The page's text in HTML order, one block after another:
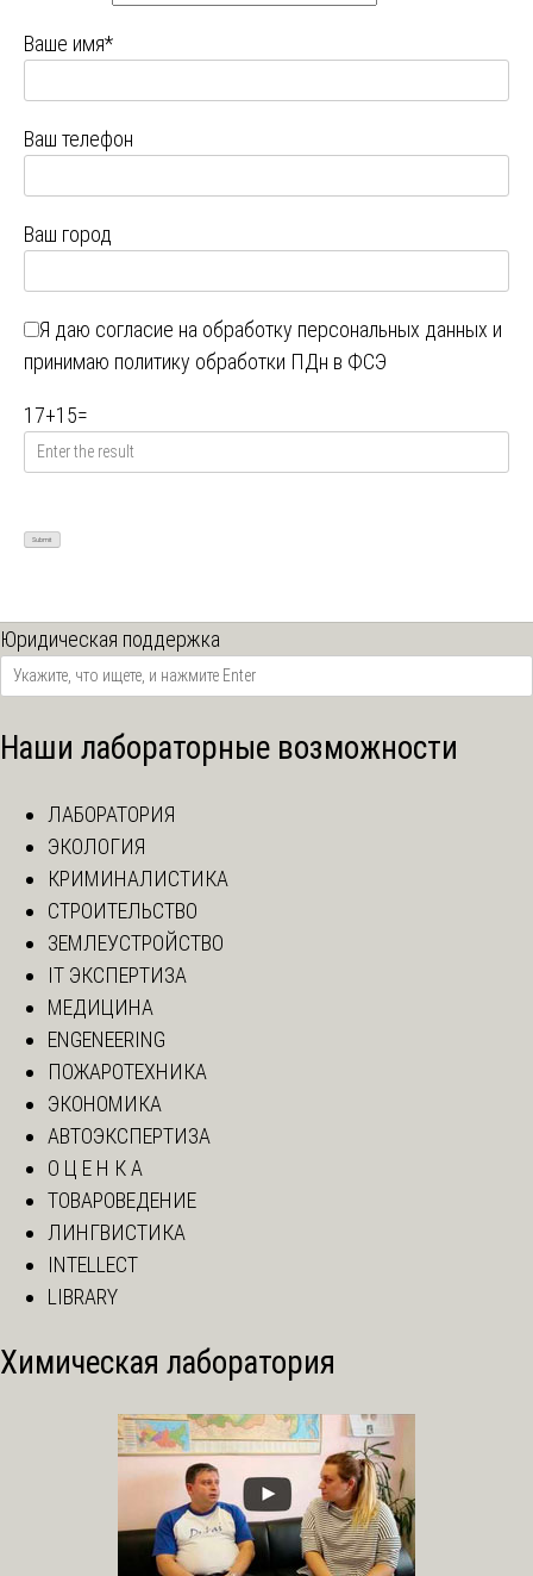
Ваше имя*
Ваш телефон
Ваш город
Я даю согласие на обработку персональных данных и
принимаю политику обработки ПДн в ФСЭ
17+15=
Юридическая поддержка
Наши лабораторные возможности
ЛАБОРАТОРИЯ
ЭКОЛОГИЯ
КРИМИНАЛИСТИКА
СТРОИТЕЛЬСТВО
ЗЕМЛЕУСТРОЙСТВО
IT ЭКСПЕРТИЗА
МЕДИЦИНА
ENGENEERING
ПОЖАРОТЕХНИКА
ЭКОНОМИКА
АВТОЭКСПЕРТИЗА
О Ц Е Н К А
ТОВАРОВЕДЕНИЕ
ЛИНГВИСТИКА
INTELLECT
LIBRARY
Химическая лаборатория